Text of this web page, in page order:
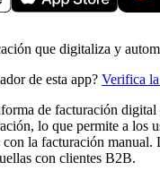
que digitaliza y
de esta app? Verifica
de facturación digital
lo que permite a los
con la facturación
con clientes B2B.